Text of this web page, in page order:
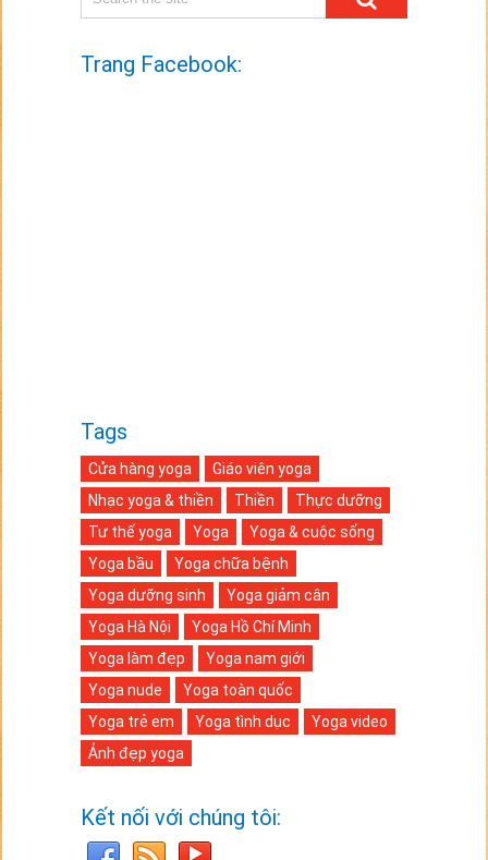
Trang Facebook:
Tags
Cửa hàng yoga
Giáo viên yoga
Nhạc yoga & thiền
Thiền
Thực dưỡng
Tư thế yoga
Yoga
Yoga & cuộc sống
Yoga bầu
Yoga chữa bệnh
Yoga dưỡng sinh
Yoga giảm cân
Yoga Hà Nội
Yoga Hồ Chí Minh
Yoga làm đẹp
Yoga nam giới
Yoga nude
Yoga toàn quốc
Yoga trẻ em
Yoga tình dục
Yoga video
Ảnh đẹp yoga
Kết nối với chúng tôi: